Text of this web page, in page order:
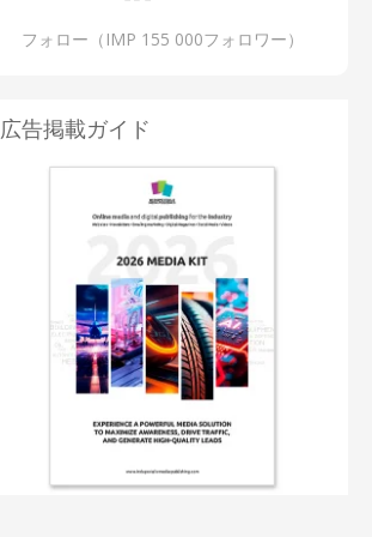
フォロー（IMP 155 000フォロワー）
広告掲載ガイド